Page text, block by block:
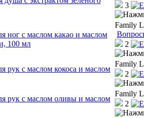
3
Family
2
Family
2
Family
2